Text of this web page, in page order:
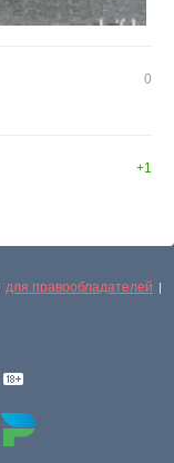
0
+1
для правообладателей |